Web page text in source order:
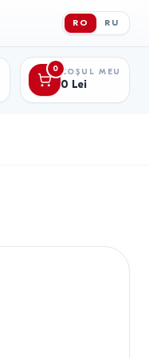
RO RU
0 COȘUL MEU
0 Lei